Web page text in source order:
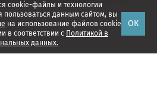
cookie-файлы и технологии
данным сайтом, вы
на использование файлов cookie
в соответствии с Политикой в
данных.
ОК